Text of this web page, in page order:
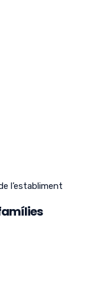
l’establiment